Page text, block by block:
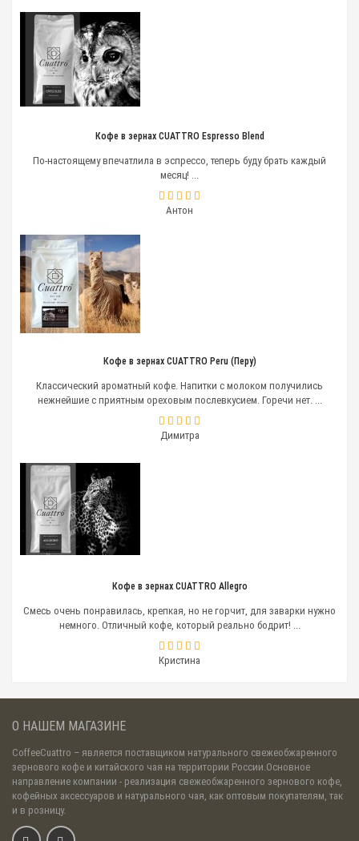
Кофе в зернах CUATTRO Espresso Blend
По-настоящему впечатлила в эспрессо, теперь буду брать каждый
месяц! ...
Антон
Кофе в зернах CUATTRO Peru (Перу)
Классический ароматный кофе. Напитки с молоком получились
нежнейшие с приятным ореховым послевкусием. Горечи нет. ...
Димитра
Кофе в зернах CUATTRO Allegro
Смесь очень понравилась, крепкая, но не горчит, для заварки нужно
немного. Отличный кофе, который реально бодрит! ...
Кристина
О НАШЕМ МАГАЗИНЕ
CoffeeCuattro – является поставщиком натурального свежеобжаренного
зернового кофе и китайского чая на территории России.Основное
направление компании - реализация свежеобжаренного зернового кофе,
кофейных аксессуаров и натурального чая, как оптовым покупателям, так
и в розницу.